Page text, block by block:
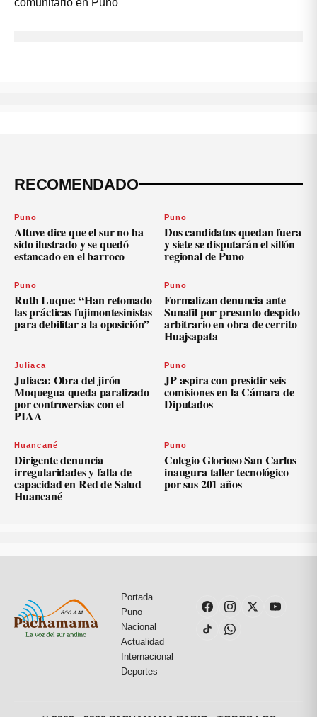
RECOMENDADO
Puno
Altuve dice que el sur no ha
sido ilustrado y se quedó
estancado en el barroco
Puno
Dos candidatos quedan fuera
y siete se disputarán el sillón
regional de Puno
Puno
Ruth Luque: “Han retomado
las prácticas fujimontesinistas
para debilitar a la oposición”
Puno
Formalizan denuncia ante
Sunafil por presunto despido
arbitrario en obra de cerrito
Huajsapata
Juliaca
Juliaca: Obra del jirón
Moquegua queda paralizado
por controversias con el
PIAA
Puno
JP aspira con presidir seis
comisiones en la Cámara de
Diputados
Huancané
Dirigente denuncia
irregularidades y falta de
capacidad en Red de Salud
Huancané
Puno
Colegio Glorioso San Carlos
inaugura taller tecnológico
por sus 201 años
Portada
Puno
Nacional
Actualidad
Internacional
Deportes